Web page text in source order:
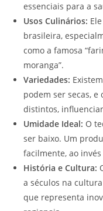
essenciais para a
Usos Culinários:
brasileira,
como a famosa
moranga”.
Variedades:
podem ser secas,
distintos,
Umidade Ideal: O
ser baixo. Um
facilmente, ao
História e Cultura:
a séculos na
que representa